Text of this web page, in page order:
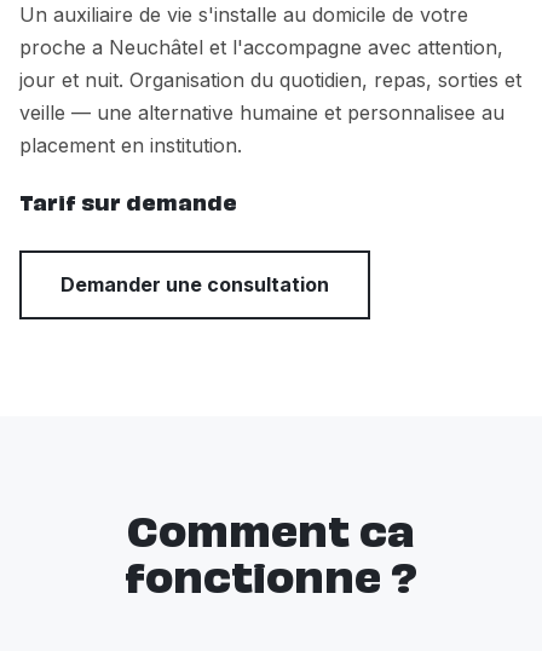
Un auxiliaire de vie s'installe au domicile de votre
proche a Neuchâtel et l'accompagne avec attention,
jour et nuit. Organisation du quotidien, repas, sorties et
veille — une alternative humaine et personnalisee au
placement en institution.
Tarif sur demande
Demander une consultation
Comment ca
fonctionne ?